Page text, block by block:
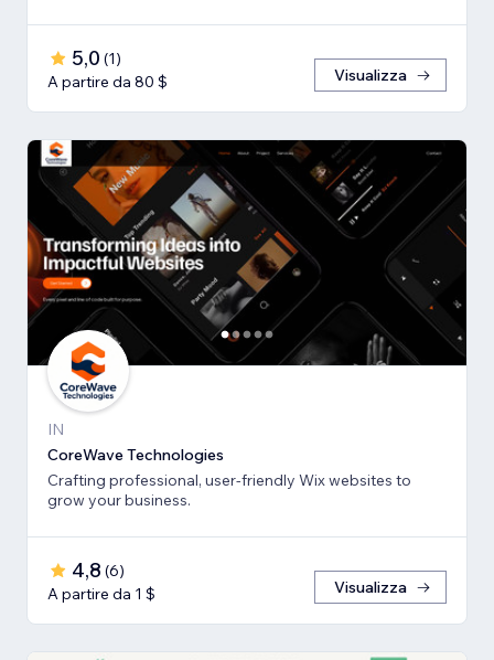
5,0 (1)
A partire da 80 $
Visualizza
IN
CoreWave Technologies
Crafting professional, user-friendly Wix websites to
grow your business.
4,8 (6)
A partire da 1 $
Visualizza